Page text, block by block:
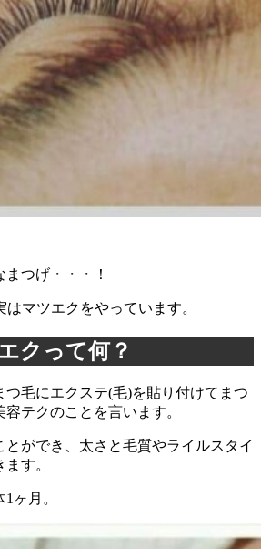
つげ・・・！
はマツエクをやっています。
クって何？
つ毛にエクステ(毛)を貼り付けてまつ
テクのことを言います。
とができ、太さと毛質やライルスタイ
す。
ヶ月。